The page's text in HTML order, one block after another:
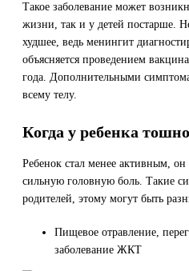
Такое заболевание может
жизни, так и у детей постарше.
худшее, ведь менингит
объясняется проведением
года. Дополнительными
всему телу.
Когда у ребенка
Ребенок стал менее активным,
сильную головную боль. Такие
родителей, этому могут быть
Пищевое отравление,
заболевание ЖКТ